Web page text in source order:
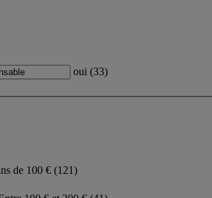
oui (33)
de 100 € (121)